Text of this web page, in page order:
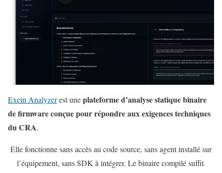
Exein Analyzerest uneplateforme d’analyse statique binaire
de firmware conçue pour répondre aux exigences techniques
du CRA.
Elle fonctionne sans accès au code source, sans agent installé sur
l’équipement, sans SDK à intégrer. Le binaire compilé suffit.